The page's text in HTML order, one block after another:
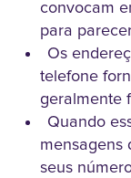
convocam
para
Os
telefone
geralmente
Quando
mensagens
seus